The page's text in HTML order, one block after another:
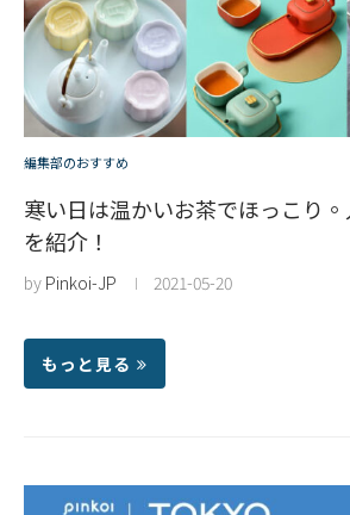
編集部のおすすめ
寒い日は温かいお茶でほっこり。
を紹介！
by Pinkoi-JP 2021-05-20
もっと見る